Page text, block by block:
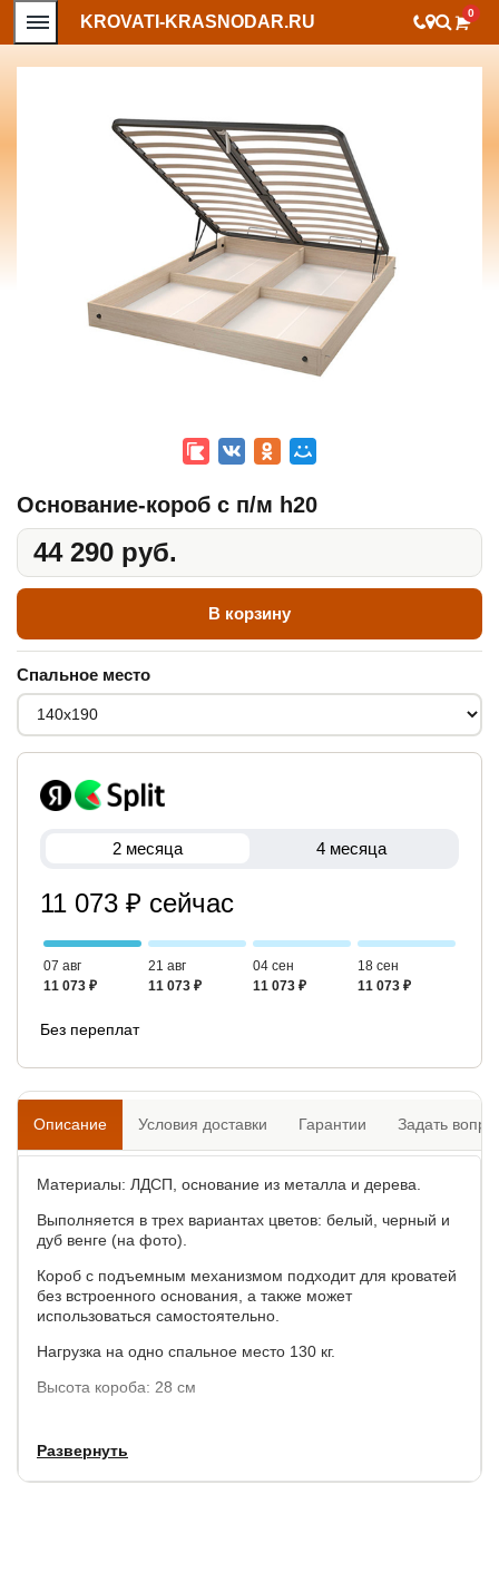
KROVATI-KRASNODAR.RU 0
Основание-короб с п/м h20
44 290 руб.
В корзину
Спальное место
2 месяца 4 месяца
11 073 ₽ сейчас
07 авг
11 073 ₽
21 авг
11 073 ₽
04 сен
11 073 ₽
18 сен
11 073 ₽
Без переплат
Описание Условия доставки Гарантии Задать
Материалы: ЛДСП, основание из металла и дерева.
Выполняется в трех вариантах цветов: белый, черный и
дуб венге (на фото).
Короб с подъемным механизмом подходит для кроватей
без встроенного основания, а также может
использоваться самостоятельно.
Нагрузка на одно спальное место 130 кг.
Высота короба: 28 см
Гарантия18 мес.
Развернуть